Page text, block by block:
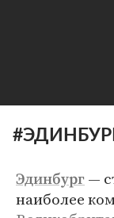
Эдинбург —
наиболее